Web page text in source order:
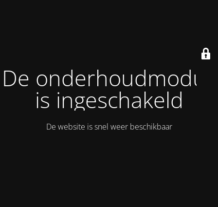
De onderhoudmodus
is ingeschakeld
De website is snel weer beschikbaar